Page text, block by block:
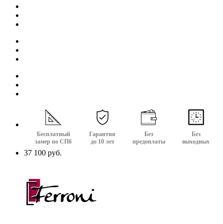
Бесплатный
замер по СПб
Гарантия
до 10 лет
Без
предоплаты
Без
выходных
37 100 руб.